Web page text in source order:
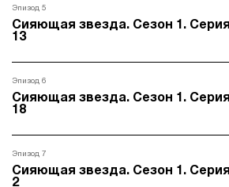
Эпизод 5
Сияющая звезда. Сезон 1. Серия
13
Эпизод 6
Сияющая звезда. Сезон 1. Серия
18
Эпизод 7
Сияющая звезда. Сезон 1. Серия
2